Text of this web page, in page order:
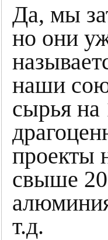
Да, мы
но они
наши
сырья на
проекты
свыше
т.д.